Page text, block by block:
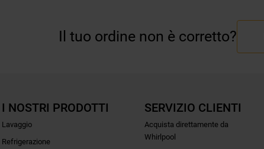
Il tuo ordine non è corretto?
I NOSTRI PRODOTTI
Lavaggio
Refrigerazione
SERVIZIO CLIENTI
Acquista direttamente da
Whirlpool